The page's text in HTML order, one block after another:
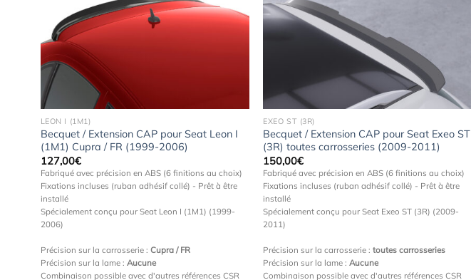
LEON I (1M1)
Becquet / Extension CAP pour Seat Leon I
(1M1) Cupra / FR (1999-2006)
127,00€
Fabriqué avec précision en ABS (6 finitions au choix)
Fixations incluses (ruban adhésif collé) - Prêt à être
installé
Spécialement conçu pour Seat Leon I (1M1) (1999-
2006)
Précision sur la carrosserie : Cupra / FR
Précision sur la lame : Aucune
Combinaison possible avec d'autres références CSR
EXEO ST (3R)
Becquet / Extension CAP pour Seat Exeo ST
(3R) toutes carrosseries (2009-2011)
150,00€
Fabriqué avec précision en ABS (6 finitions au choix)
Fixations incluses (ruban adhésif collé) - Prêt à être
installé
Spécialement conçu pour Seat Exeo ST (3R) (2009-
2011)
Précision sur la carrosserie :toutes carrosseries
Précision sur la lame :Aucune
Combinaison possible avec d'autres références CSR